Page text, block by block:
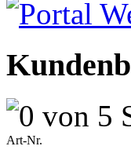
Art-Nr.